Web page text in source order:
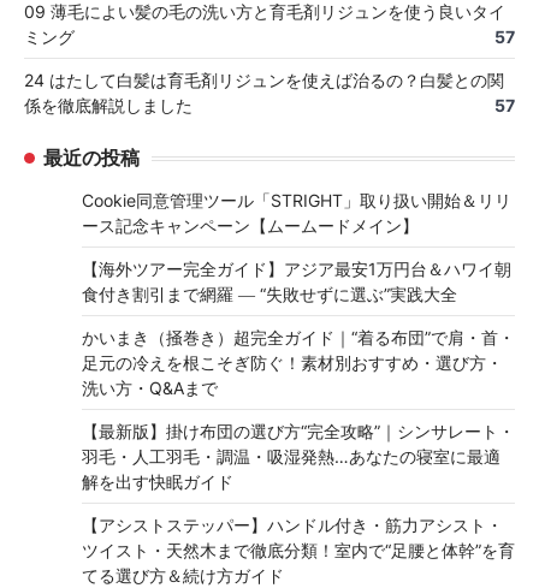
09 薄毛によい髪の毛の洗い方と育毛剤リジュンを使う良いタイ
ミング
57
24 はたして白髪は育毛剤リジュンを使えば治るの？白髪との関
係を徹底解説しました
57
最近の投稿
Cookie同意管理ツール「STRIGHT」取り扱い開始＆リリ
ース記念キャンペーン【ムームードメイン】
【海外ツアー完全ガイド】アジア最安1万円台＆ハワイ朝
食付き割引まで網羅 ― “失敗せずに選ぶ”実践大全
かいまき（掻巻き）超完全ガイド｜“着る布団”で肩・首・
足元の冷えを根こそぎ防ぐ！素材別おすすめ・選び方・
洗い方・Q&Aまで
【最新版】掛け布団の選び方“完全攻略”｜シンサレート・
羽毛・人工羽毛・調温・吸湿発熱…あなたの寝室に最適
解を出す快眠ガイド
【アシストステッパー】ハンドル付き・筋力アシスト・
ツイスト・天然木まで徹底分類！室内で“足腰と体幹”を育
てる選び方＆続け方ガイド